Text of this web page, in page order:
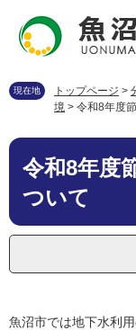
先
す
を
し
へ
現在地 トップページ >
境 > 令和8年度
本
令和8年度
ついて
魚沼市では地下水利